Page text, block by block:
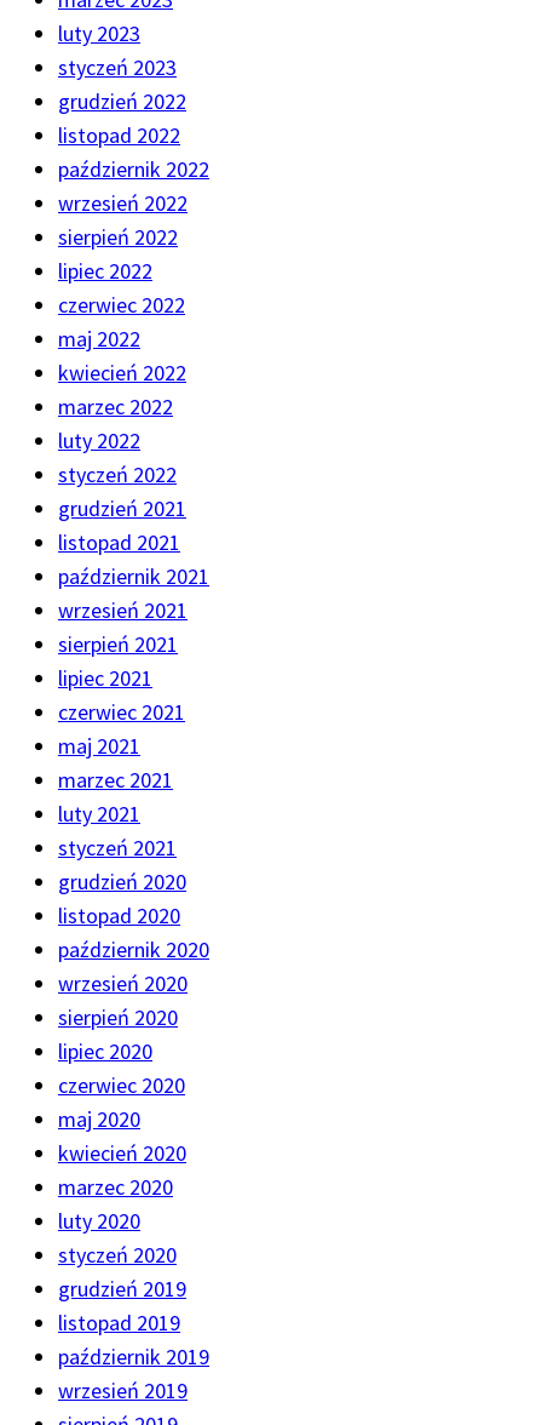
luty 2023
styczeń 2023
grudzień 2022
listopad 2022
październik 2022
wrzesień 2022
sierpień 2022
lipiec 2022
czerwiec 2022
maj 2022
kwiecień 2022
marzec 2022
luty 2022
styczeń 2022
grudzień 2021
listopad 2021
październik 2021
wrzesień 2021
sierpień 2021
lipiec 2021
czerwiec 2021
maj 2021
marzec 2021
luty 2021
styczeń 2021
grudzień 2020
listopad 2020
październik 2020
wrzesień 2020
sierpień 2020
lipiec 2020
czerwiec 2020
maj 2020
kwiecień 2020
marzec 2020
luty 2020
styczeń 2020
grudzień 2019
listopad 2019
październik 2019
wrzesień 2019